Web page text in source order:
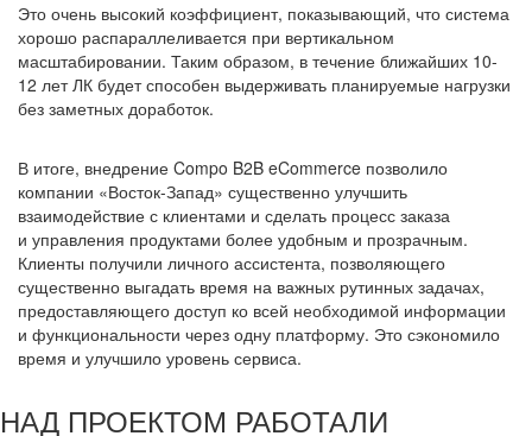
Это очень высокий коэффициент, показывающий, что система
хорошо распараллеливается при вертикальном
масштабировании. Таким образом, в течение ближайших 10-
12 лет ЛК будет способен выдерживать планируемые нагрузки
без заметных доработок.
В итоге, внедрение Compo B2B eCommerce позволило
компании «Восток-Запад» существенно улучшить
взаимодействие с клиентами и сделать процесс заказа
и управления продуктами более удобным и прозрачным.
Клиенты получили личного ассистента, позволяющего
существенно выгадать время на важных рутинных задачах,
предоставляющего доступ ко всей необходимой информации
и функциональности через одну платформу. Это сэкономило
время и улучшило уровень сервиса.
НАД ПРОЕКТОМ РАБОТАЛИ